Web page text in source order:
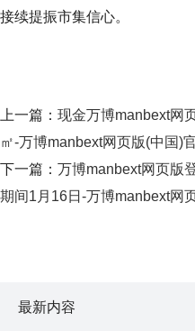
接续提振市集信心。
上一篇： 现金万博manbext网
㎡-万博manbext网页版(中国)
下一篇： 万博manbext网页版
期间1月16日-万博manbext网
最新内容